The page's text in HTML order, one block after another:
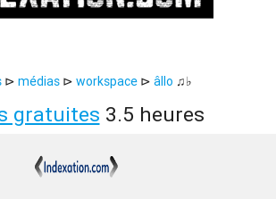
⊳ médias ⊳ workspace ⊳ âllo ♫♭
gratuites 3.5 heures